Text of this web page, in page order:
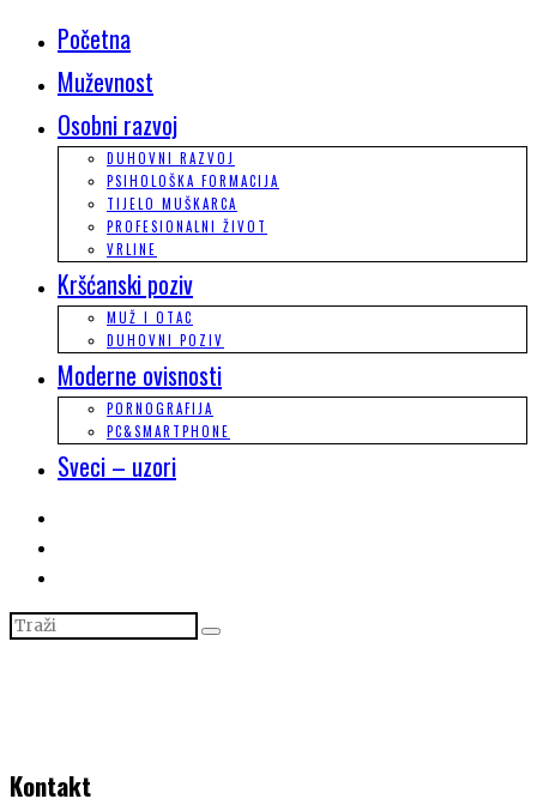
Početna
Muževnost
Osobni razvoj
DUHOVNI RAZVOJ
PSIHOLOŠKA FORMACIJA
TIJELO MUŠKARCA
PROFESIONALNI ŽIVOT
VRLINE
Kršćanski poziv
MUŽ I OTAC
DUHOVNI POZIV
Moderne ovisnosti
PORNOGRAFIJA
PC&SMARTPHONE
Sveci – uzori
Kontakt